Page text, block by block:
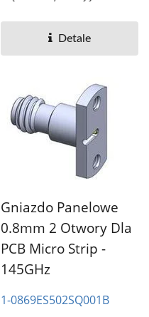
Detale
Gniazdo Panelowe
0.8mm 2 Otwory Dla
PCB Micro Strip -
145GHz
1-0869ES502SQ001B